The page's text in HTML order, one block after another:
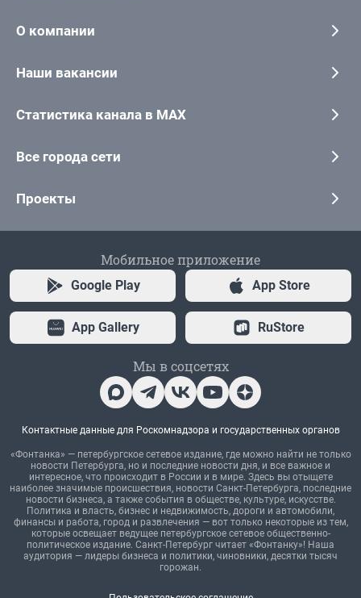
О компании
Наши вакансии
Статистика канала в MAX
Все города сети
Проекты
Мобильное приложение
Google Play App Store
App Gallery RuStore
Мы в соцсетях
Контактные данные для Роскомнадзора и государственных органов
«Фонтанка» — петербургское сетевое издание, где можно найти не только
новости Петербурга, но и последние новости дня, и все важное и
интересное, что происходит в России и в мире. Здесь вы отыщете
наиболее значимые происшествия, новости Санкт-Петербурга, последние
новости бизнеса, а также события в обществе, культуре, искусстве.
Политика и власть, бизнес и недвижимость, дороги и автомобили,
финансы и работа, город и развлечения — вот только некоторые из тем,
которые освещает ведущее петербургское сетевое общественно-
политическое издание. Санкт-Петербург читает «Фонтанку»! Наша
аудитория — лидеры бизнеса и политики, чиновники, десятки тысяч
горожан.